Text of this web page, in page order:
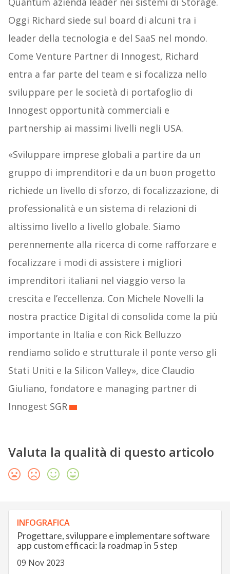
Oggi Richard siede sul board di alcuni tra i
leader della tecnologia e del SaaS nel mondo.
Come Venture Partner di Innogest, Richard
entra a far parte del team e si focalizza nello
sviluppare per le società di portafoglio di
Innogest opportunità commerciali e
partnership ai massimi livelli negli USA.
«Sviluppare imprese globali a partire da un
gruppo di imprenditori e da un buon progetto
richiede un livello di sforzo, di focalizzazione, di
professionalità e un sistema di relazioni di
altissimo livello a livello globale. Siamo
perennemente alla ricerca di come rafforzare e
focalizzare i modi di assistere i migliori
imprenditori italiani nel viaggio verso la
crescita e l’eccellenza. Con Michele Novelli la
nostra practice Digital di consolida come la più
importante in Italia e con Rick Belluzzo
rendiamo solido e strutturale il ponte verso gli
Stati Uniti e la Silicon Valley», dice Claudio
Giuliano, fondatore e managing partner di
Innogest SGR
Valuta la qualità di questo articolo
INFOGRAFICA
Progettare, sviluppare e implementare software
app custom efficaci: la roadmap in 5 step
09 Nov 2023